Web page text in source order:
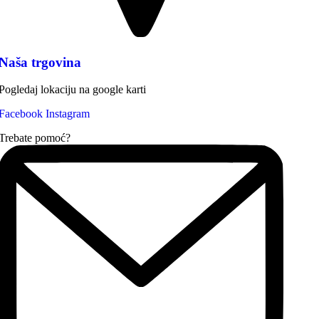
trgovina
lokaciju na google karti
Instagram
pomoć?